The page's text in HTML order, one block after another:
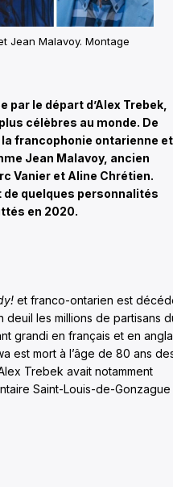
Jean Malavoy. Montage
par le départ d’Alex Trebek,
célèbres au monde. De
francophonie ontarienne et
Jean Malavoy, ancien
Vanier et Aline Chrétien.
quelques personnalités
en 2020.
et franco-ontarien est
les millions de partisans
grandi en français et en
est mort à l’âge de 80 ans
Trebek avait notamment
Saint-Louis-de-Gonzague